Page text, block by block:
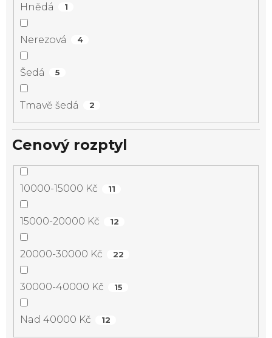
Hnědá 1
Nerezová 4
Šedá 5
Tmavě šedá 2
Cenový rozptyl
10000-15000 Kč 11
15000-20000 Kč 12
20000-30000 Kč 22
30000-40000 Kč 15
Nad 40000 Kč 12